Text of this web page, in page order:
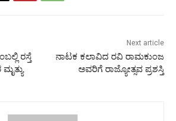
ರಸ್ತೆ
Next article
ನಾಟಕ ಕಲಾವಿದ ರವಿ ರಾಮಕುಂಜ
ಅವರಿಗೆ ರಾಜ್ಯೋತ್ಸವ ಪ್ರಶಸ್ತಿ